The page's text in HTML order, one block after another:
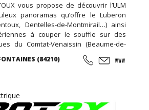
vous propose de découvrir l’ULM
panoramas qu’offre le Luberon
Dentelles-de-Montmirail…) ainsi
à couper le souffle sur des
du Comtat-Venaissin (Beaume-de-
Bédoin, Crillon-le-Brave…), sur les
(Blauvac, Méthamis, Gordes, L’Isle sur
(84210)